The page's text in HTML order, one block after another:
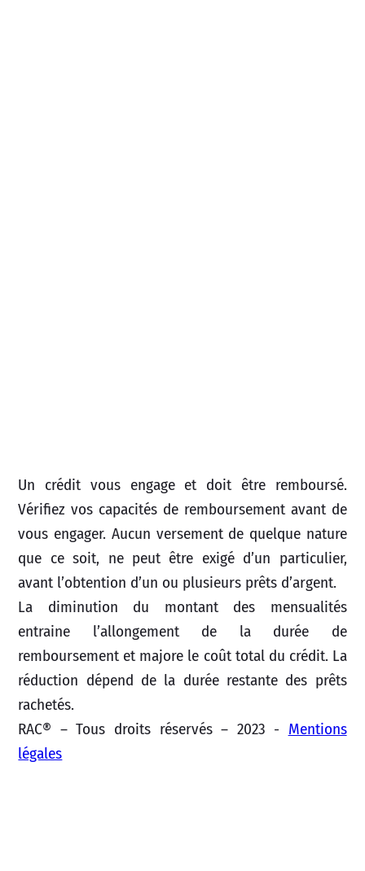
Un crédit vous engage et doit être remboursé.
Vérifiez vos capacités de remboursement avant de
vous engager. Aucun versement de quelque nature
que ce soit, ne peut être exigé d’un particulier,
avant l’obtention d’un ou plusieurs prêts d’argent.
La diminution du montant des mensualités
entraine l’allongement de la durée de
remboursement et majore le coût total du crédit. La
réduction dépend de la durée restante des prêts
rachetés.
RAC® – Tous droits réservés – 2023 - Mentions
légales